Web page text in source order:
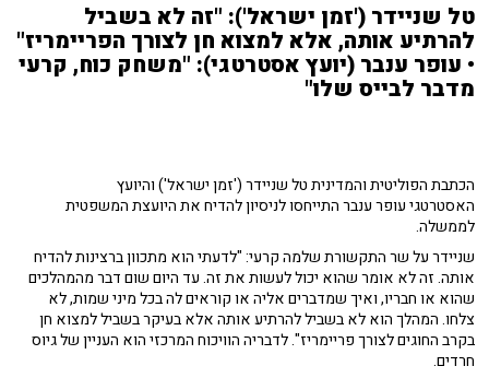
טל שניידר ('זמן ישראל'): "זה לא בשביל
להרתיע אותה, אלא למצוא חן לצורך הפריימריז"
• עופר ענבר (יועץ אסטרטגי): "משחק כוח, קרעי
מדבר לבייס שלו"
הכתבת הפוליטית והמדינית טל שניידר ('זמן ישראל') והיועץ
האסטרטגי עופר ענבר התייחסו לניסיון להדיח את היועצת המשפטית
לממשלה.
שניידר על שר התקשורת שלמה קרעי: "לדעתי הוא מתכוון ברצינות להדיח
אותה. זה לא אומר שהוא יכול לעשות את זה. עד היום שום דבר מהמהלכים
שהוא או חבריו, ואיך שמדברים אליה או קוראים לה בכל מיני שמות, לא
צלחו. המהלך הוא לא בשביל להרתיע אותה אלא בעיקר בשביל למצוא חן
בקרב החוגים לצורך פריימריז". לדבריה הוויכוח המרכזי הוא העניין של גיוס
חרדים.